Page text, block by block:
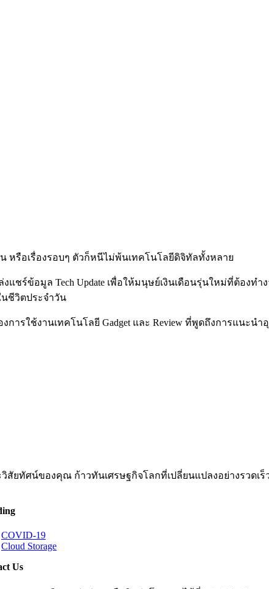
หรือเรื่องรอบๆ ตัวก็หนีไม่พ้นเทคโนโลยีดิจิทัลทั้งหลาย
แชร์ข้อมูล Tech Update เพื่อให้มนุษย์เงินเดือนรุ่นใหม่ที่ต้องทำ
นชีวิตประจำวัน
การใช้งานเทคโนโลยี Gadget และ Review ที่พูดถึงการแนะ
วิสัยทัศน์ของคุณ ก้าวทันเศรษฐกิจโลกที่เปลี่ยนแปลงอย่างรวดเร็
COVID-19
Cloud Storage
Us